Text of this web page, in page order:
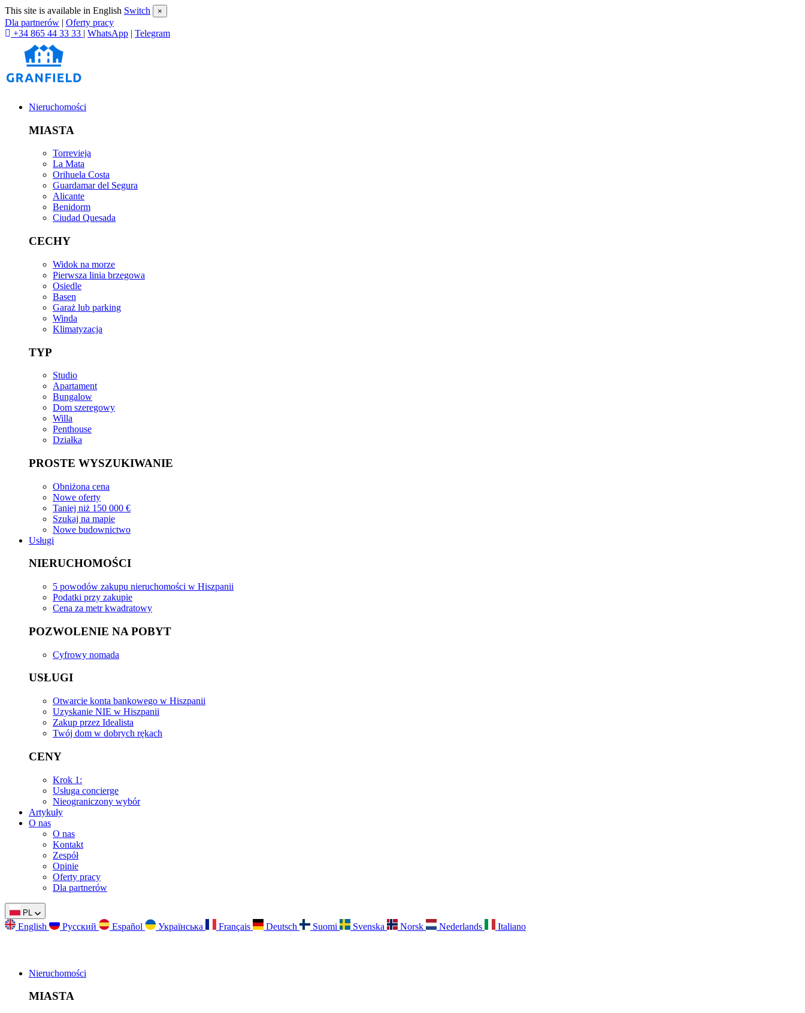
This site is available in English Switch ×
Dla partnerów | Oferty pracy
+34 865 44 33 33 | WhatsApp | Telegram
Nieruchomości
MIASTA
Torrevieja
La Mata
Orihuela Costa
Guardamar del Segura
Alicante
Benidorm
Ciudad Quesada
CECHY
Widok na morze
Pierwsza linia brzegowa
Osiedle
Basen
Garaż lub parking
Winda
Klimatyzacja
TYP
Studio
Apartament
Bungalow
Dom szeregowy
Willa
Penthouse
Działka
PROSTE WYSZUKIWANIE
Obniżona cena
Nowe oferty
Taniej niż 150 000 €
Szukaj na mapie
Nowe budownictwo
Usługi
NIERUCHOMOŚCI
5 powodów zakupu nieruchomości w Hiszpanii
Podatki przy zakupie
Cena za metr kwadratowy
POZWOLENIE NA POBYT
Cyfrowy nomada
USŁUGI
Otwarcie konta bankowego w Hiszpanii
Uzyskanie NIE w Hiszpanii
Zakup przez Idealista
Twój dom w dobrych rękach
CENY
Krok 1:
Usługa concierge
Nieograniczony wybór
Artykuły
O nas
O nas
Kontakt
Zespół
Opinie
Oferty pracy
Dla partnerów
PL
English Русский Español Українська Français Deutsch Suomi Svenska Norsk Nederlands Italiano
Nieruchomości
MIASTA